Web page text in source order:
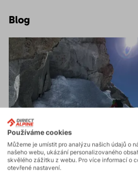
Blog
Používáme cookies
Můžeme je umístit pro analýzu našich údajů o
našeho webu, ukázání personalizovaného
skvělého zážitku z webu. Pro více informací o
otevřené nastavení.